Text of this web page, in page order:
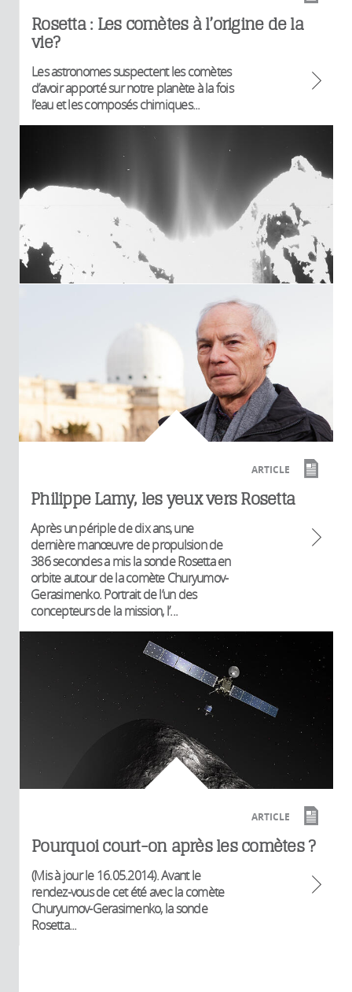
Rosetta : Les comètes à l’origine de la
vie?
Les astronomes suspectent les comètes
d’avoir apporté sur notre planète à la fois
l’eau et les composés chimiques...
ARTICLE
Philippe Lamy, les yeux vers Rosetta
Après un périple de dix ans, une
dernière manœuvre de propulsion de
386 secondes a mis la sonde Rosetta en
orbite autour de la comète Churyumov-
Gerasimenko. Portrait de l’un des
concepteurs de la mission, l’...
ARTICLE
Pourquoi court-on après les comètes ?
(Mis à jour le 16.05.2014). Avant le
rendez-vous de cet été avec la comète
Churyumov-Gerasimenko, la sonde
Rosetta...